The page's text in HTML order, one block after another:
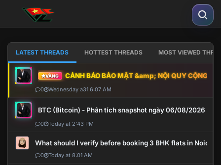
LATEST THREADS HOTTEST THREADS MOST VIEWED
VÀNG CẢNH BÁO BẢO MẬT &amp; NỘI QUY CỘNG
0 Wednesday a31 6:07 AM
BTC (Bitcoin) - Phân tích snapshot ngày 06/08/2026
0 Today at 2:43 PM
What should I verify before booking 3 BHK flats in Noida?
0 Today at 8:01 AM